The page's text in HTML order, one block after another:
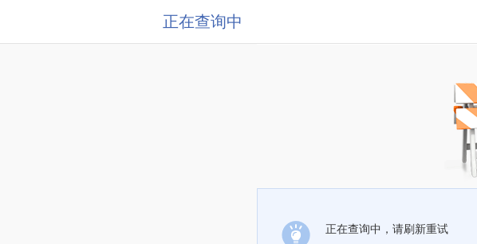
正在查询中
正在查询中，请刷新重试